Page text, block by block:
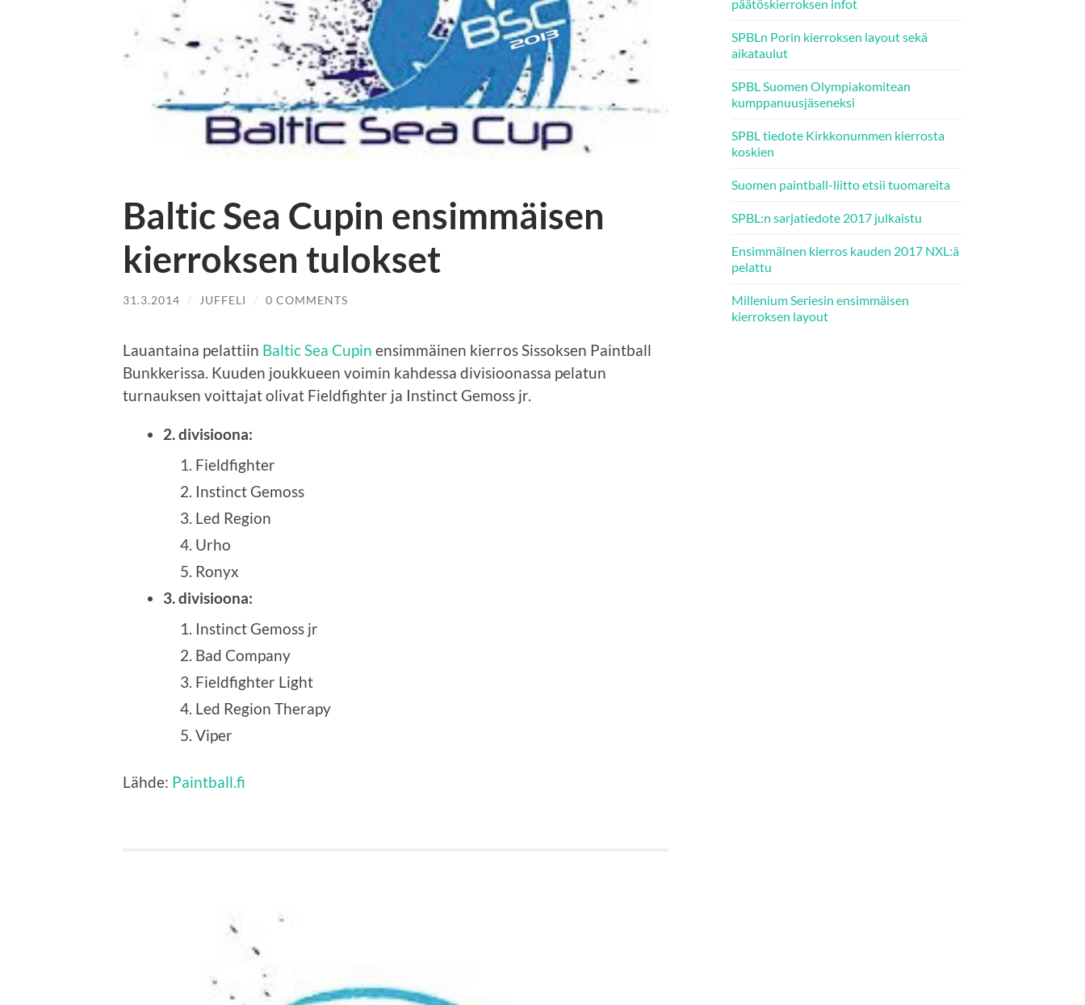
Baltic Sea Cupin ensimmäisen
kierroksen tulokset
31.3.2014 / JUFFELI / 0 COMMENTS
Lauantaina pelattiin Baltic Sea Cupin ensimmäinen kierros Sissoksen Paintball
Bunkkerissa. Kuuden joukkueen voimin kahdessa divisioonassa pelatun
turnauksen voittajat olivat Fieldfighter ja Instinct Gemoss jr.
2. divisioona:
Fieldfighter
Instinct Gemoss
Led Region
Urho
Ronyx
3. divisioona:
Instinct Gemoss jr
Bad Company
Fieldfighter Light
Led Region Therapy
Viper
Lähde: Paintball.fi
päätöskierroksen infot
SPBLn Porin kierroksen layout sekä
aikataulut
SPBL Suomen Olympiakomitean
kumppanuusjäseneksi
SPBL tiedote Kirkkonummen kierrosta
koskien
Suomen paintball-liitto etsii tuomareita
SPBL:n sarjatiedote 2017 julkaistu
Ensimmäinen kierros kauden 2017 NXL:ä
pelattu
Millenium Seriesin ensimmäisen
kierroksen layout